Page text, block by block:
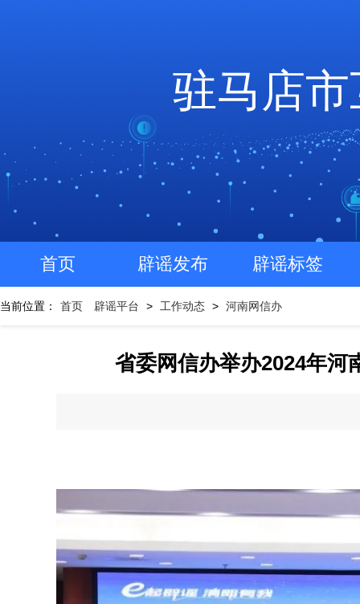
驻马店
首页 辟谣发布 辟谣标签
当前位置： 首页 辟谣平台 > 工作动态 > 河南网信办
省委网信办举办2024年河